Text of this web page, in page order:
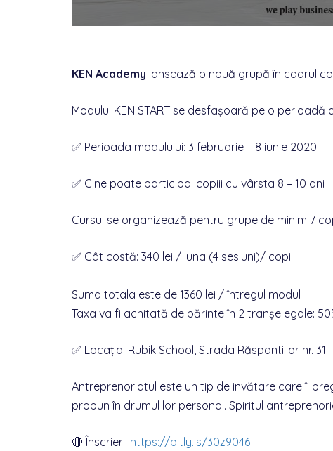
KEN Academy lansează o nouă grupă în cadrul
Modulul KEN START se desfașoară pe o
✅ Perioada modulului: 3 februarie – 8 iunie 2020
✅ Cine poate participa: copiii cu vârsta 8 – 10 ani
Cursul se organizează pentru grupe de minim 7
✅ Cât costă: 340 lei / luna (4 sesiuni)/ copil.
Suma totala este de 1360 lei / întregul modul
Taxa va fi achitată de părinte în 2 tranșe egale:
✅ Locația: Rubik School, Strada Răspantiilor nr. 31
Antreprenoriatul este un tip de invătare care îi
propun în drumul lor personal. Spiritul
🔴 Înscrieri: https://bitly.is/30z9046